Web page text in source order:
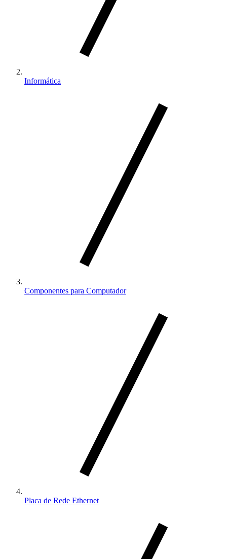
Informática
Componentes para Computador
Placa de Rede Ethernet